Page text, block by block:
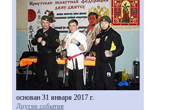
основан 31 января 2017 г.
Другие события